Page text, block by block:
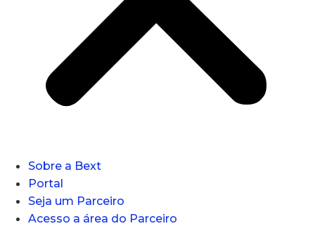
Sobre a Bext
Portal
Seja um Parceiro
Acesso a área do Parceiro